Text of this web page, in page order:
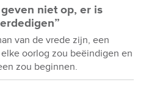
geven niet op, er is
van de vrede zijn, een
oorlog zou beëindigen en
zou beginnen.